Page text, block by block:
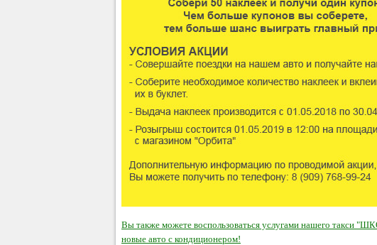
Вы также можете воспользоваться услугами нашего такси
новые авто с кондиционером!